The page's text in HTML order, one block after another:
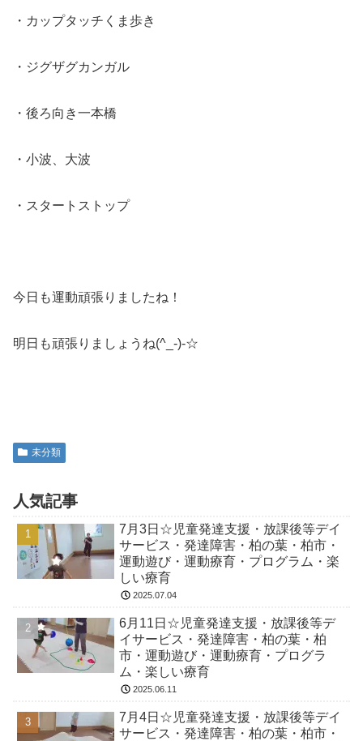
・カップタッチくま歩き
・ジグザグカンガル
・後ろ向き一本橋
・小波、大波
・スタートストップ
今日も運動頑張りましたね！
明日も頑張りましょうね(^_-)-☆
未分類
人気記事
7月3日☆児童発達支援・放課後等デイ
サービス・発達障害・柏の葉・柏市・
運動遊び・運動療育・プログラム・楽
しい療育
2025.07.04
6月11日☆児童発達支援・放課後等デ
イサービス・発達障害・柏の葉・柏
市・運動遊び・運動療育・プログラ
ム・楽しい療育
2025.06.11
7月4日☆児童発達支援・放課後等デイ
サービス・発達障害・柏の葉・柏市・